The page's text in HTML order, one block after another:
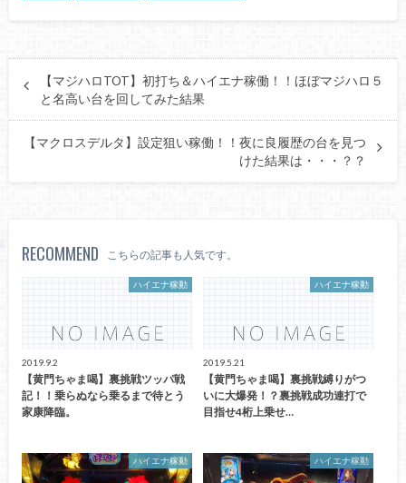
【マジハロTOT】初打ち＆ハイエナ稼働！！ほぼマジハロ５
と名高い台を回してみた結果
【マクロスデルタ】設定狙い稼働！！夜に良履歴の台を見つ
けた結果は・・・？？
RECOMMEND こちらの記事も人気です。
ハイエナ稼動
2019.9.2
【黄門ちゃま喝】裏挑戦ツッパ戦
記！！乗らぬなら乗るまで待とう
家康降臨。
ハイエナ稼動
2019.5.21
【黄門ちゃま喝】裏挑戦縛りがつ
いに大爆発！？裏挑戦成功連打で
目指せ4桁上乗せ…
ハイエナ稼動 ハイエナ稼動